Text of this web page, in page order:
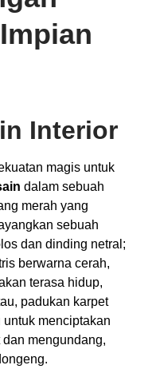
Interior
magis untuk
dalam sebuah
merah yang
sebuah
dan dinding netral;
berwarna cerah,
terasa hidup,
padukan karpet
menciptakan
mengundang,